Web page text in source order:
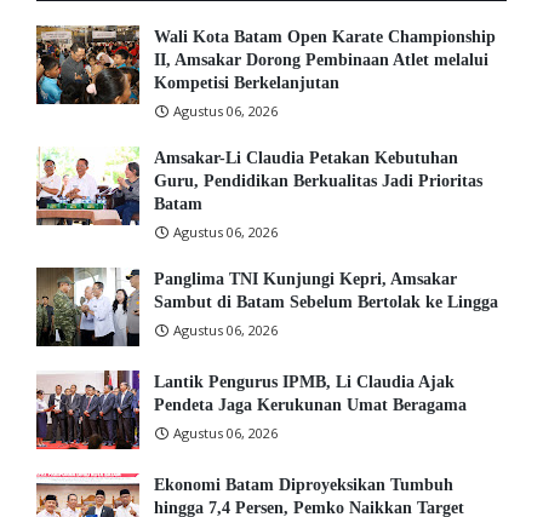
Wali Kota Batam Open Karate Championship
II, Amsakar Dorong Pembinaan Atlet melalui
Kompetisi Berkelanjutan
Agustus 06, 2026
Amsakar-Li Claudia Petakan Kebutuhan
Guru, Pendidikan Berkualitas Jadi Prioritas
Batam
Agustus 06, 2026
Panglima TNI Kunjungi Kepri, Amsakar
Sambut di Batam Sebelum Bertolak ke Lingga
Agustus 06, 2026
Lantik Pengurus IPMB, Li Claudia Ajak
Pendeta Jaga Kerukunan Umat Beragama
Agustus 06, 2026
Ekonomi Batam Diproyeksikan Tumbuh
hingga 7,4 Persen, Pemko Naikkan Target